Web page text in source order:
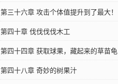
第三十六章 攻击个体值提升到了最大！
第四十章 伐伐伐伐木工
第四十四章 获取球果，藏起来的草苗龟
第四十八章 奇妙的树果汁